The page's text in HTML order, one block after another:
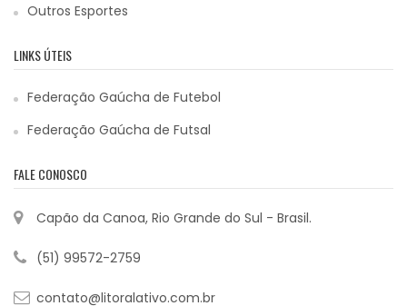
Outros Esportes
LINKS ÚTEIS
Federação Gaúcha de Futebol
Federação Gaúcha de Futsal
FALE CONOSCO
Capão da Canoa, Rio Grande do Sul - Brasil.
(51) 99572-2759
contato@litoralativo.com.br